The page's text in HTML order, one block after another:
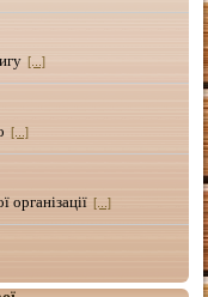
[...]
[...]
[...]